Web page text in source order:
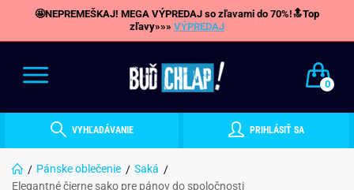
🤩NEPREMEŠKAJ! MEGA VÝPREDAJ so zľavami do 70%!🔝Top
zľavy»»» VÝPREDAJ
0
VYHĽADÁVANIE PRIHLÁSIŤ SA
Pánske oblečenie
Saká
Elegantné čierne sako pre pánov do spoločnosti